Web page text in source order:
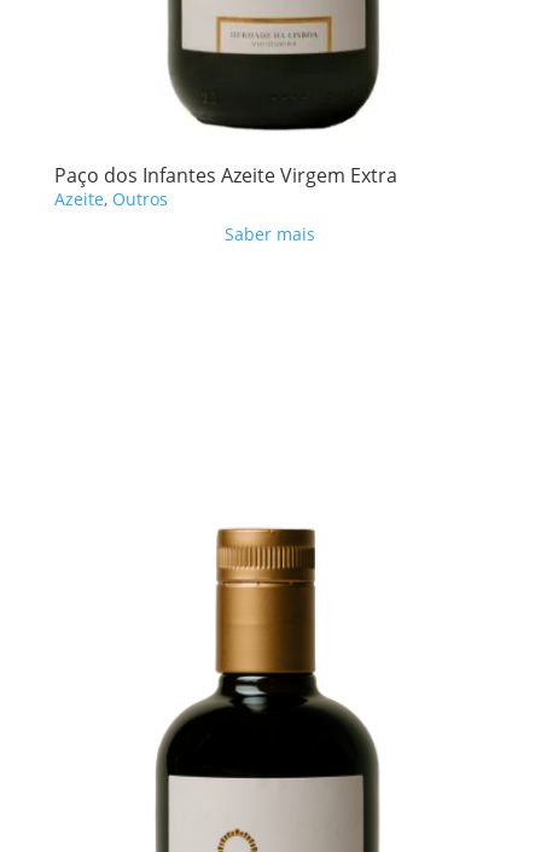
Paço dos Infantes Azeite Virgem Extra
Azeite, Outros
Saber mais